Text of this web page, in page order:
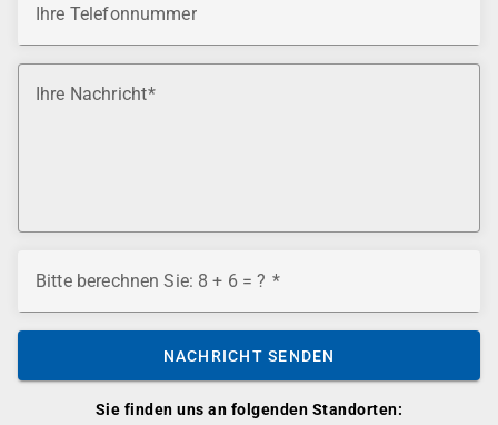
Sie finden uns an folgenden Standorten:
Ihre Telefonnummer
Ihre Nachricht
Bitte berechnen Sie: 8 + 6 = ?
NACHRICHT SENDEN